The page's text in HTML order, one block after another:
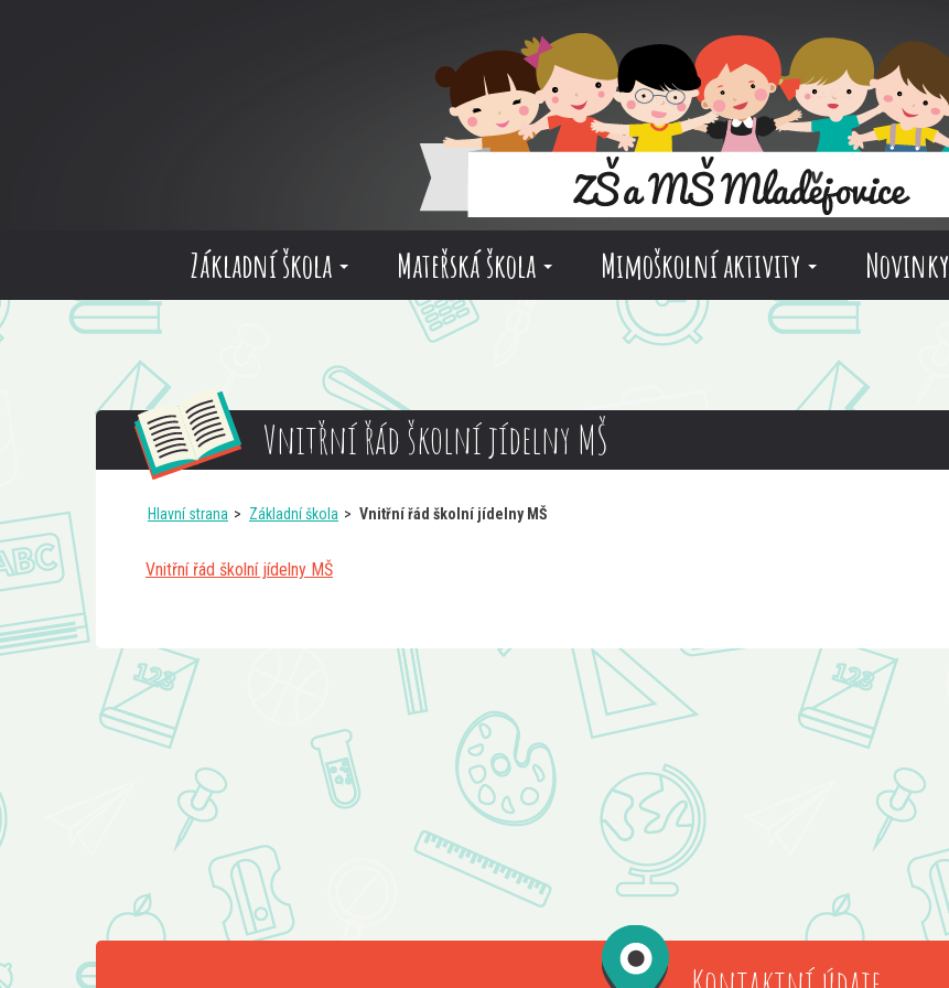
Základní škola Mateřská škola Mimoškolní aktivity Novinky
Vnitřní řád školní jídelny MŠ
Hlavní strana Základní škola Vnitřní řád školní jídelny MŠ
Vnitřní řád školní jídelny MŠ